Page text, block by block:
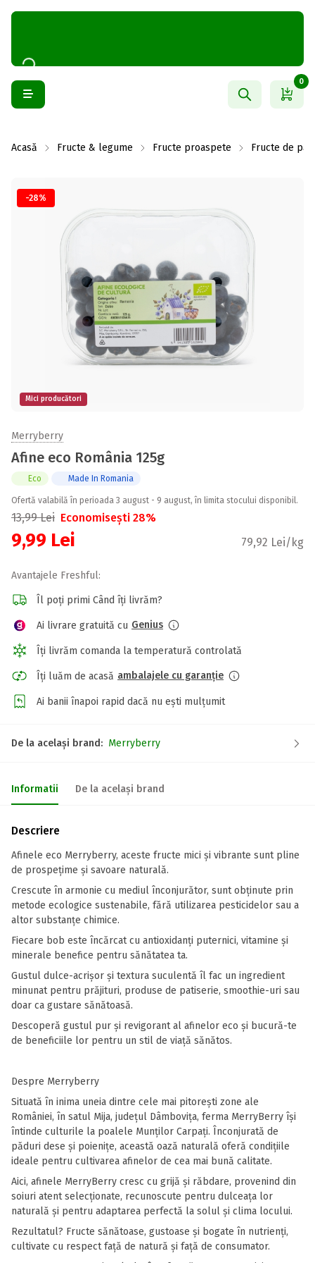
0
Acasă Fructe & legume Fructe proaspete Fructe de
-28%
Mici producători
Merryberry
Afine eco România 125g
Eco Made In Romania
Ofertă valabilă în perioada 3 august - 9 august, în limita stocului disponibil.
13,99Lei Economisești 28%
9,99 Lei 79,92 Lei/kg
Avantajele Freshful:
Îl poți primi Când îți livrăm?
Ai livrare gratuită cu Genius
Îți livrăm comanda la temperatură controlată
Îți luăm de acasă ambalajele cu garanție
Ai banii înapoi rapid dacă nu ești mulțumit
De la același brand: Merryberry
Informatii De la același brand
Descriere
Afinele eco Merryberry, aceste fructe mici și vibrante sunt pline
de prospețime și savoare naturală.
Crescute în armonie cu mediul înconjurător, sunt obținute prin
metode ecologice sustenabile, fără utilizarea pesticidelor sau a
altor substanțe chimice.
Fiecare bob este încărcat cu antioxidanți puternici, vitamine și
minerale benefice pentru sănătatea ta.
Gustul dulce-acrișor și textura suculentă îl fac un ingredient
minunat pentru prăjituri, produse de patiserie, smoothie-uri sau
doar ca gustare sănătoasă.
Descoperă gustul pur și revigorant al afinelor eco și bucură-te
de beneficiile lor pentru un stil de viață sănătos.
Despre Merryberry
Situată în inima uneia dintre cele mai pitorești zone ale
României, în satul Mija, județul Dâmbovița, ferma MerryBerry își
întinde culturile la poalele Munților Carpați. Înconjurată de
păduri dese și poienițe, această oază naturală oferă condițiile
ideale pentru cultivarea afinelor de cea mai bună calitate.
Aici, afinele MerryBerry cresc cu grijă și răbdare, provenind din
soiuri atent selecționate, recunoscute pentru dulceața lor
naturală și pentru adaptarea perfectă la solul și clima locului.
Rezultatul? Fructe sănătoase, gustoase și bogate în nutrienți,
cultivate cu respect față de natură și față de consumator.